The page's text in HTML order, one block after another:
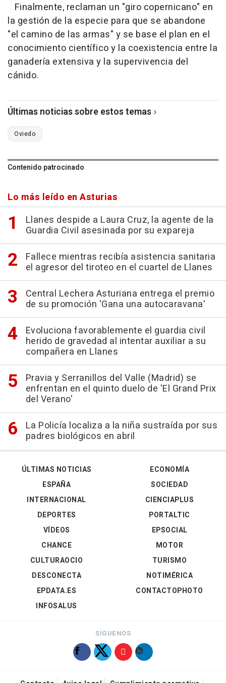
Finalmente, reclaman un "giro copernicano" en
la gestión de la especie para que se abandone
"el camino de las armas" y se base el plan en el
conocimiento científico y la coexistencia entre la
ganadería extensiva y la supervivencia del
cánido.
Últimas noticias sobre estos temas
Oviedo
Contenido patrocinado
Lo más leído en Asturias
Llanes despide a Laura Cruz, la agente de la
Guardia Civil asesinada por su expareja
Fallece mientras recibía asistencia sanitaria
el agresor del tiroteo en el cuartel de Llanes
Central Lechera Asturiana entrega el premio
de su promoción 'Gana una autocaravana'
Evoluciona favorablemente el guardia civil
herido de gravedad al intentar auxiliar a su
compañera en Llanes
Pravia y Serranillos del Valle (Madrid) se
enfrentan en el quinto duelo de 'El Grand Prix
del Verano'
La Policía localiza a la niña sustraída por sus
padres biológicos en abril
ÚLTIMAS NOTICIAS
ESPAÑA
INTERNACIONAL
DEPORTES
VÍDEOS
ECONOMÍA
SOCIEDAD
CIENCIAPLUS
PORTALTIC
EPSOCIAL
CHANCE
CULTURAOCIO
DESCONECTA
EPDATA.ES
INFOSALUS
MOTOR
TURISMO
NOTIMÉRICA
CONTACTOPHOTO
SÍGUENOS